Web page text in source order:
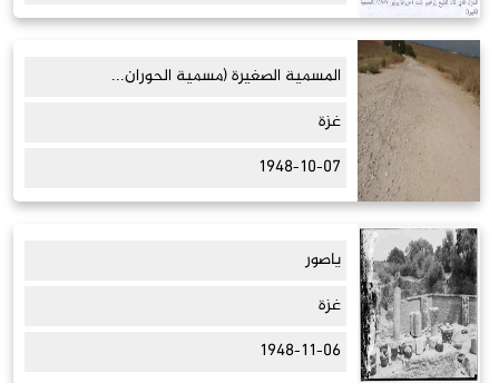
المسمية الصغيرة (مسمية الحوران...
غزة
1948-10-07
ياصور
غزة
1948-11-06